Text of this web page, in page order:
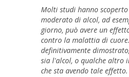
Molti studi hanno
moderato di alcol, ad
giorno, può avere un
contro la malattia di
definitivamente
sia l'alcol, o qualche altro
che sta avendo tale effetto.